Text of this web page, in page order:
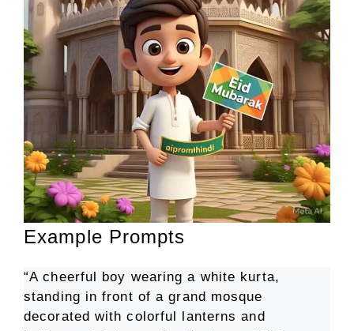
Example Prompts
“A cheerful boy wearing a white kurta,
standing in front of a grand mosque
decorated with colorful lanterns and